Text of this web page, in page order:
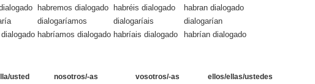
habremos dialogado habréis dialogado
habran dialogado
dialogaríamos dialogaríais
dialogarían
habríamos dialogado habríais dialogado habrían dialogado
usted nosotros/-as vosotros/-as ellos/ellas/ustedes